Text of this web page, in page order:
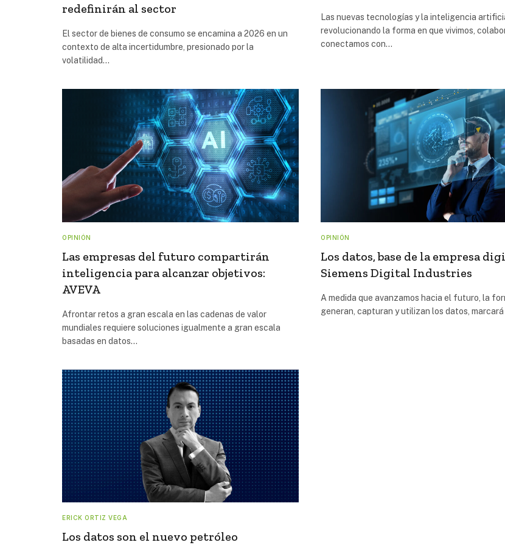
redefinirán al sector
El sector de bienes de consumo se encamina a 2026 en un
contexto de alta incertidumbre, presionado por la
volatilidad…
Las nuevas tecnologías y la inteligencia
revolucionando la forma en que vivimos,
conectamos con…
OPINIÓN
Las empresas del futuro compartirán
inteligencia para alcanzar objetivos:
AVEVA
Afrontar retos a gran escala en las cadenas de valor
mundiales requiere soluciones igualmente a gran escala
basadas en datos…
OPINIÓN
Los datos, base de la empresa
Siemens Digital Industries
A medida que avanzamos hacia el futuro, la
generan, capturan y utilizan los datos,
ERICK ORTIZ VEGA
Los datos son el nuevo petróleo